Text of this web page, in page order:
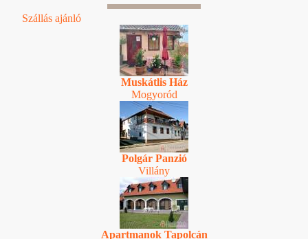
Szállás ajánló
Muskátlis Ház
Mogyoród
Polgár Panzió
Villány
Apartmanok Tapolcán